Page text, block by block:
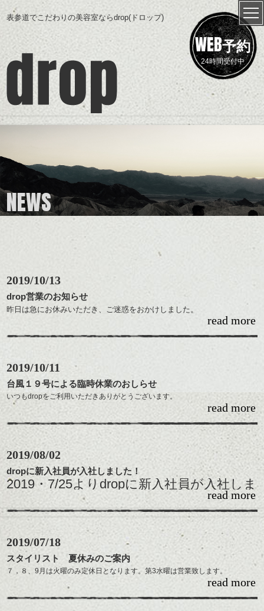
表参道でこだわりの美容室ならdrop(ドロップ)
WEB予約
24時間受付中
NEWS
2019/10/13
drop営業のお知らせ
昨日は急にお休みいただき、ご迷惑をおかけしました。
くはお電話をいただけるとありがたいです。
よろしくお願いいたします。
read more
2019/10/11
台風１９号による臨時休業のおしらせ
いつもdropをご利用いただきありがとうございます。
この度の台風１９号の影響を受け
お客様・従業員の安全を優先し、１０月１２日の
営業を臨時休業させて頂く事になりました。
皆様にご迷惑をおかけしますが、
何卒よろしくお願いします。
read more
2019/08/02
dropに新入社員が入社しました！
2019・7/25よりdropに新入社員が入社しま
した！
今後は皆様にお世話になりながらスタイ
リストを
目指して頑張っていきますので、dropス
タッフ一同
共によろしくお願いいたします。
read more
2019/07/18
スタイリスト 夏休みのご案内
７，８、9月は火曜のみ定休日となります。第3水曜は営業致します。
read more